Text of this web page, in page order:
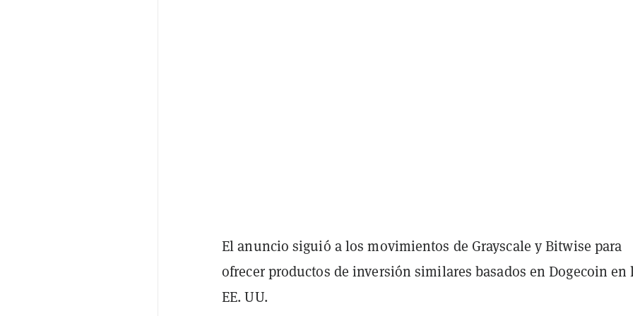
El anuncio siguió a los movimientos de Grayscale y Bitwise para
ofrecer productos de inversión similares basados en Dogecoin en
EE. UU.